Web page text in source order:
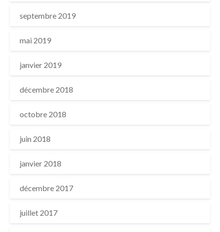
septembre 2019
mai 2019
janvier 2019
décembre 2018
octobre 2018
juin 2018
janvier 2018
décembre 2017
juillet 2017